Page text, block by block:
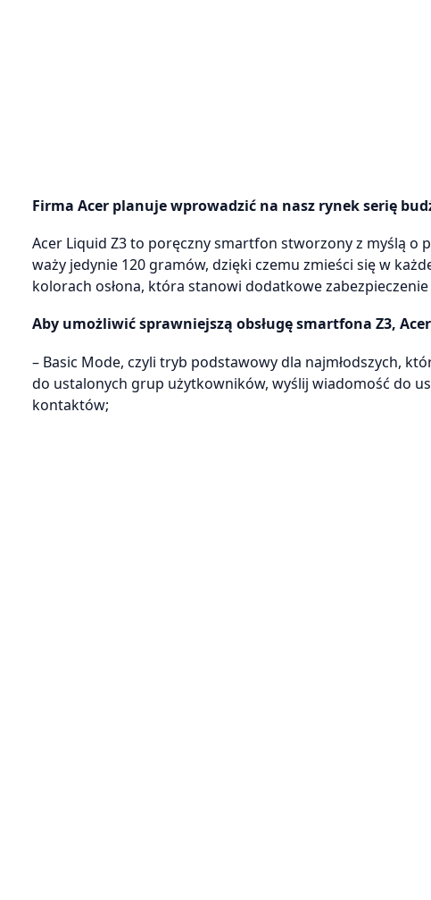
Firma Acer planuje wprowadzić na nasz rynek serię
Acer Liquid Z3 to poręczny smartfon stworzony z myślą o
waży jedynie 120 gramów, dzięki czemu zmieści się w
kolorach osłona, która stanowi dodatkowe
Aby umożliwić sprawniejszą obsługę smartfona Z3,
– Basic Mode, czyli tryb podstawowy dla najmłodszych,
do ustalonych grup użytkowników, wyślij wiadomość do
kontaktów;